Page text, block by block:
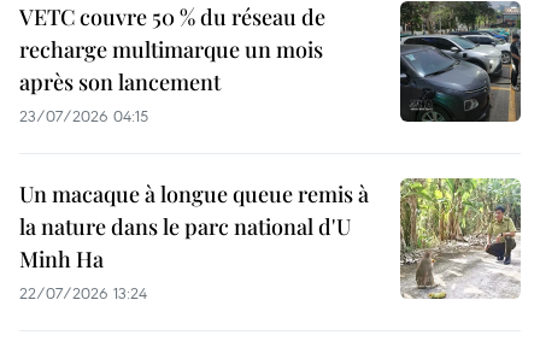
VETC couvre 50 % du réseau de
recharge multimarque un mois
après son lancement
23/07/2026 04:15
Un macaque à longue queue remis à
la nature dans le parc national d'U
Minh Ha
22/07/2026 13:24